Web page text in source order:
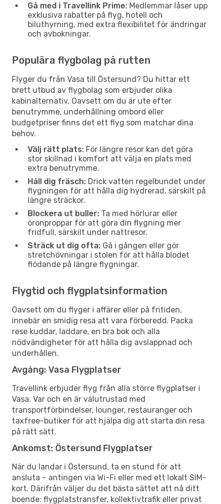
Gå med i Travellink Prime: Medlemmar låser upp
exklusiva rabatter på flyg, hotell och
biluthyrning, med extra flexibilitet för ändringar
och avbokningar.
Populära flygbolag på rutten
Flyger du från Vasa till Östersund? Du hittar ett
brett utbud av flygbolag som erbjuder olika
kabinalternativ. Oavsett om du är ute efter
benutrymme, underhållning ombord eller
budgetpriser finns det ett flyg som matchar dina
behov.
Välj rätt plats: För längre resor kan det göra
stor skillnad i komfort att välja en plats med
extra benutrymme.
Håll dig fräsch: Drick vatten regelbundet under
flygningen för att hålla dig hydrerad, särskilt på
längre sträckor.
Blockera ut buller: Ta med hörlurar eller
öronproppar för att göra din flygning mer
fridfull, särskilt under nattresor.
Sträck ut dig ofta: Gå i gången eller gör
stretchövningar i stolen för att hålla blodet
flödande på längre flygningar.
Flygtid och flygplatsinformation
Oavsett om du flyger i affärer eller på fritiden,
innebär en smidig resa att vara förberedd. Packa
rese kuddar, laddare, en bra bok och alla
nödvändigheter för att hålla dig avslappnad och
underhållen.
Avgång: Vasa Flygplatser
Travellink erbjuder flyg från alla större flygplatser i
Vasa. Var och en är välutrustad med
transportförbindelser, lounger, restauranger och
taxfree-butiker för att hjälpa dig att starta din resa
på rätt sätt.
Ankomst: Östersund Flygplatser
När du landar i Östersund, ta en stund för att
ansluta – antingen via Wi-Fi eller med ett lokalt SIM-
kort. Därifrån väljer du det bästa sättet att nå ditt
boende: flygplatstransfer, kollektivtrafik eller privat